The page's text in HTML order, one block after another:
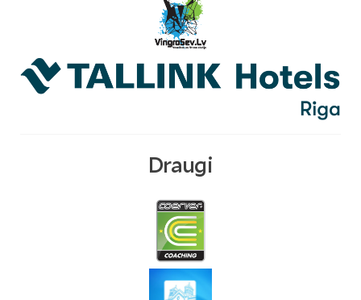
Draugi